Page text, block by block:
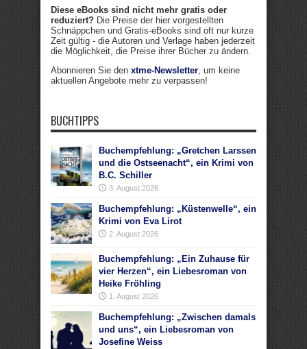
Diese eBooks sind nicht mehr gratis oder
reduziert? Die Preise der hier vorgestellten
Schnäppchen und Gratis-eBooks sind oft nur kurze
Zeit gültig - die Autoren und Verlage haben jederzeit
die Möglichkeit, die Preise ihrer Bücher zu ändern.
Abonnieren Sie den xtme-Newsletter , um keine
aktuellen Angebote mehr zu verpassen!
BUCHTIPPS
Buchempfehlung: „Gretchen Larssen
und die Ostseenacht“, ein Krimi von
B.C. Schiller
3. August 2026
Buchempfehlung: „Küstenwelle“, ein
Krimi von Eva Lirot
2. August 2026
Buchempfehlung: „Ein Zuhause für
vier Herzen“, ein Liebesroman von
Heike Fröhling
1. August 2026
Buchempfehlung: „Zwischen damals
und uns“, ein Liebesroman von
Josefine Weiss